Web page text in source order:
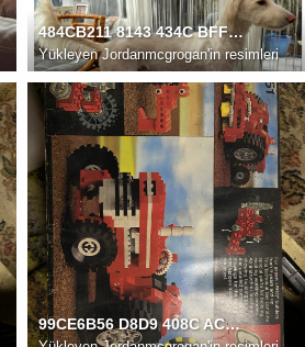
484CB211 8143 434C BFF6 C45588824137
YükleyenJordanmcgrogan'in resimleri
99CE6B56 D8D9 408C AC73 F91567B5EE46